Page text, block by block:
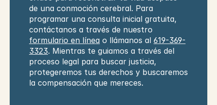
de una conmoción cerebral. Para
programar una consulta inicial gratuita,
formulario en línea o llámanos al 619-369-
3323. Mientras te guiamos a través del
proceso legal para buscar justicia,
protegeremos tus derechos y buscaremos
la compensación que mereces.